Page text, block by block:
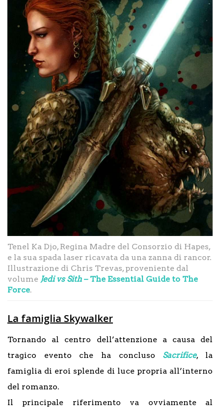
Tenel Ka Djo, Regina Madre del Consorzio di Hapes,
e la sua spada laser ricavata da una zanna di rancor.
Illustrazione di Chris Trevas, proveniente dal
volume Jedi vs Sith – The Essential Guide to The
Force.
La famiglia Skywalker
Tornando al centro dell’attenzione a causa del
tragico evento che ha concluso Sacrifice, la
famiglia di eroi splende di luce propria all’interno
del romanzo.
Il principale riferimento va ovviamente al